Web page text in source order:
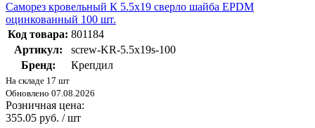
Саморез кровельный К 5.5х19 сверло шайба EPDM
оцинкованный 100 шт.
Код товара: 801184
Артикул:
screw-KR-5.5х19s-100
Бренд:
Крепдил
На складе 17 шт
Обновлено 07.08.2026
Розничная цена:
355.05 руб. / шт